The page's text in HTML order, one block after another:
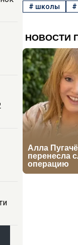
# школы #